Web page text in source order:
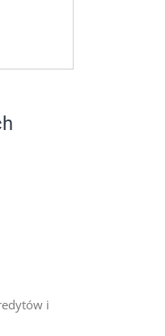
i